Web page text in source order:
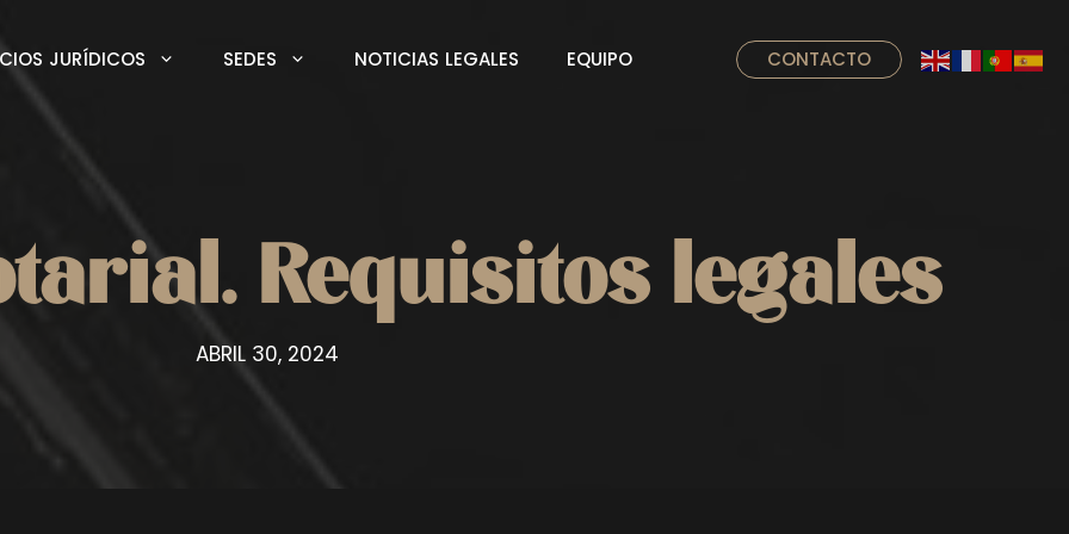
JURÍDICOS SEDES NOTICIAS LEGALES EQUIPO CONTACTO
Requisitos legales
ABRIL 30, 2024